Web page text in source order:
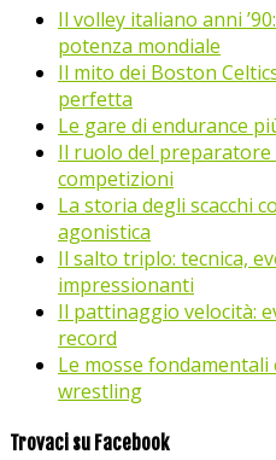
Il volley italiano anni
potenza mondiale
Il mito dei Boston
perfetta
Le gare di endurance
Il ruolo del
competizioni
La storia degli scacchi
agonistica
Il salto triplo: tecnica,
impressionanti
Il pattinaggio velocità:
record
Le mosse
wrestling
Trovaci su Facebook